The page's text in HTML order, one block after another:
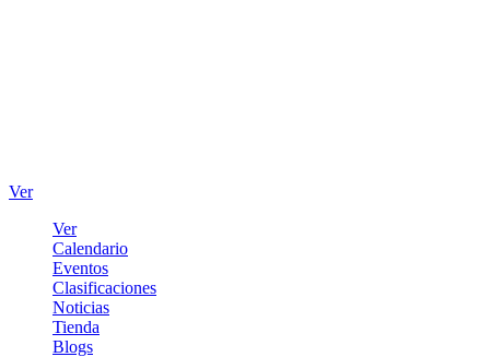
Ver
Ver
Calendario
Eventos
Clasificaciones
Noticias
Tienda
Blogs